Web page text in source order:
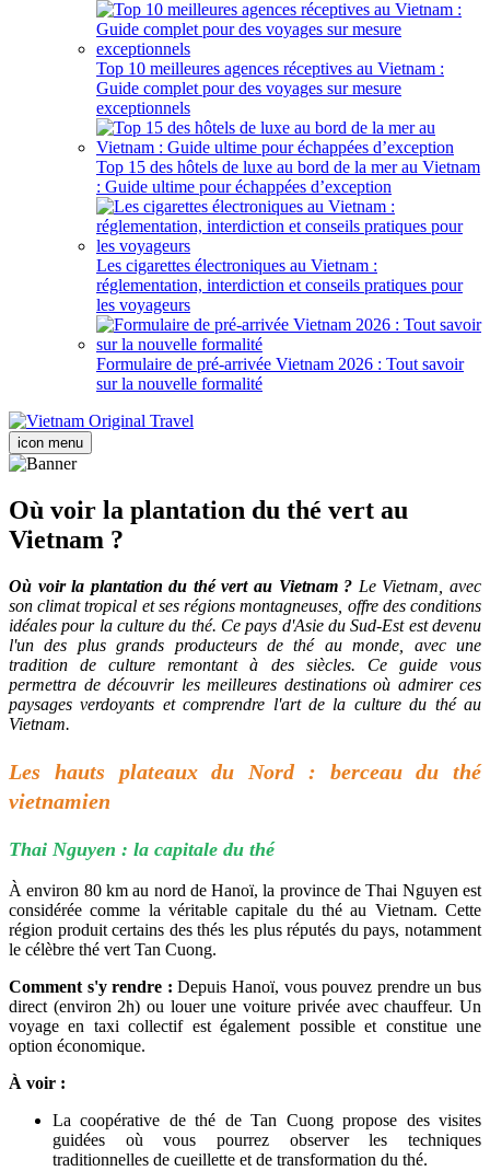
Top 10 meilleures agences réceptives au Vietnam :
Guide complet pour des voyages sur mesure
exceptionnels
Top 15 des hôtels de luxe au bord de la mer au Vietnam
: Guide ultime pour échappées d’exception
Les cigarettes électroniques au Vietnam :
réglementation, interdiction et conseils pratiques pour
les voyageurs
Formulaire de pré-arrivée Vietnam 2026 : Tout savoir
sur la nouvelle formalité
icon menu
Où voir la plantation du thé vert au
Vietnam ?
Où voir la plantation du thé vert au Vietnam ? Le Vietnam, avec
son climat tropical et ses régions montagneuses, offre des conditions
idéales pour la culture du thé. Ce pays d'Asie du Sud-Est est devenu
l'un des plus grands producteurs de thé au monde, avec une
tradition de culture remontant à des siècles. Ce guide vous
permettra de découvrir les meilleures destinations où admirer ces
paysages verdoyants et comprendre l'art de la culture du thé au
Vietnam.
Les hauts plateaux du Nord : berceau du thé
vietnamien
Thai Nguyen : la capitale du thé
À environ 80 km au nord de Hanoï, la province de Thai Nguyen est
considérée comme la véritable capitale du thé au Vietnam. Cette
région produit certains des thés les plus réputés du pays, notamment
le célèbre thé vert Tan Cuong.
Comment s'y rendre : Depuis Hanoï, vous pouvez prendre un bus
direct (environ 2h) ou louer une voiture privée avec chauffeur. Un
voyage en taxi collectif est également possible et constitue une
option économique.
À voir :
La coopérative de thé de Tan Cuong propose des visites
guidées où vous pourrez observer les techniques
traditionnelles de cueillette et de transformation du thé.